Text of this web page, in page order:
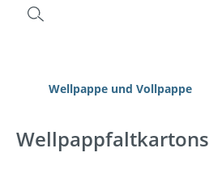
Wellpappe und Vollpappe
Wellpappfaltkartons